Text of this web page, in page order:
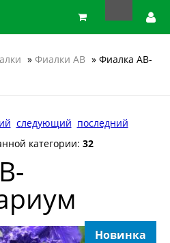
» Фиалки АВ » Фиалка АВ-
следующий последний
категории: 32
Новинка